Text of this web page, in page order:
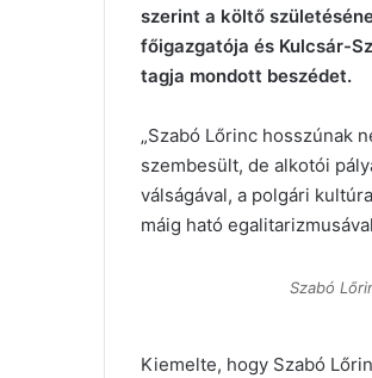
szerint a költő
főigazgatója és Kulcsár-
tagja mondott beszédet.
„Szabó Lőrinc hosszúnak
szembesült, de alkotói
válságával, a polgári
máig ható
Szabó
Kiemelte, hogy Szabó